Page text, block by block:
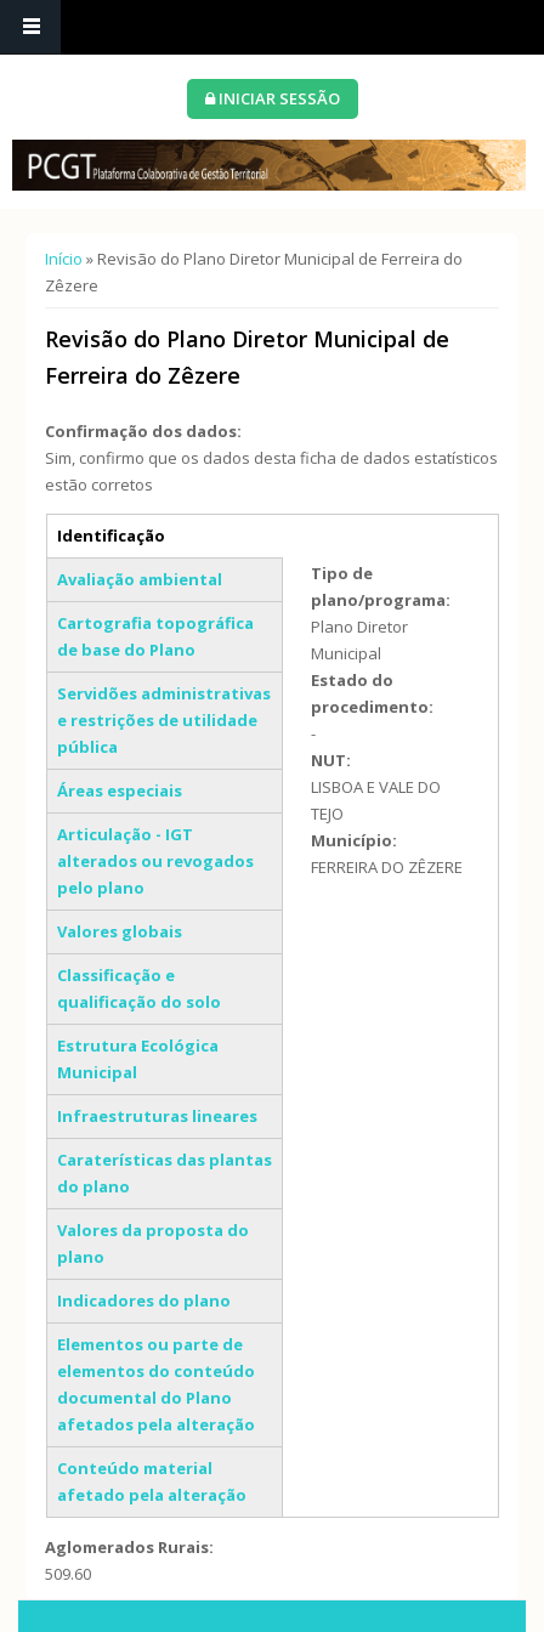
INICIAR SESSÃO
Está aqui
Início » Revisão do Plano Diretor Municipal de Ferreira do
Zêzere
Revisão do Plano Diretor Municipal de
Ferreira do Zêzere
Confirmação dos dados:
Sim, confirmo que os dados desta ficha de dados estatísticos
estão corretos
Separadores verticais
Identificação
(separador ativo)
Avaliação ambiental
Cartografia topográfica
de base do Plano
Servidões administrativas
e restrições de utilidade
pública
Áreas especiais
Articulação - IGT
alterados ou revogados
pelo plano
Valores globais
Classificação e
qualificação do solo
Estrutura Ecológica
Municipal
Infraestruturas lineares
Caraterísticas das plantas
do plano
Valores da proposta do
plano
Indicadores do plano
Elementos ou parte de
elementos do conteúdo
documental do Plano
afetados pela alteração
Conteúdo material
afetado pela alteração
Tipo de
plano/programa:
Plano Diretor
Municipal
Estado do
procedimento:
-
NUT:
LISBOA E VALE DO
TEJO
Município:
FERREIRA DO ZÊZERE
Aglomerados Rurais:
509.60